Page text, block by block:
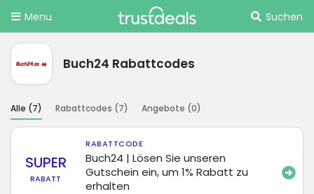
Menu Suchen
Buch24 Rabattcodes
Alle (7) Rabattcodes (7) Angebote (0)
SUPER
RABATT
RABATTCODE
Buch24 | Lösen Sie unseren
Gutschein ein, um 1% Rabatt zu
erhalten